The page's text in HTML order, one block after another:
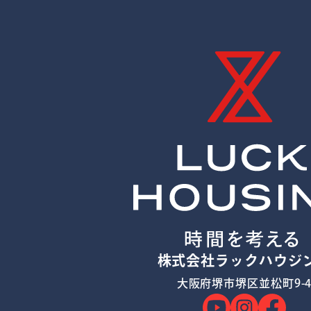
株式会社ラックハウジ
大阪府堺市堺区並松町9-4